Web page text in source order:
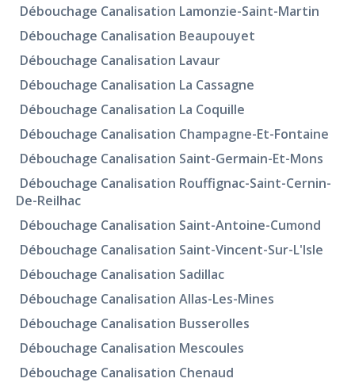
Débouchage Canalisation Lamonzie-Saint-Martin
Débouchage Canalisation Beaupouyet
Débouchage Canalisation Lavaur
Débouchage Canalisation La Cassagne
Débouchage Canalisation La Coquille
Débouchage Canalisation Champagne-Et-Fontaine
Débouchage Canalisation Saint-Germain-Et-Mons
Débouchage Canalisation Rouffignac-Saint-Cernin-
De-Reilhac
Débouchage Canalisation Saint-Antoine-Cumond
Débouchage Canalisation Saint-Vincent-Sur-L'Isle
Débouchage Canalisation Sadillac
Débouchage Canalisation Allas-Les-Mines
Débouchage Canalisation Busserolles
Débouchage Canalisation Mescoules
Débouchage Canalisation Chenaud